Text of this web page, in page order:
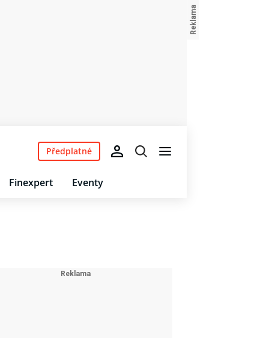
Finexpert Eventy
Předplatné